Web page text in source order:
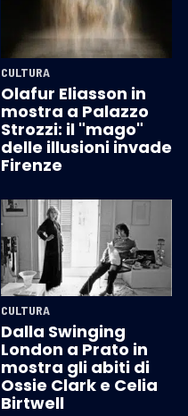
CULTURA
Olafur Eliasson in
mostra a Palazzo
Strozzi: il "mago"
delle illusioni invade
Firenze
CULTURA
Dalla Swinging
London a Prato in
mostra gli abiti di
Ossie Clark e Celia
Birtwell